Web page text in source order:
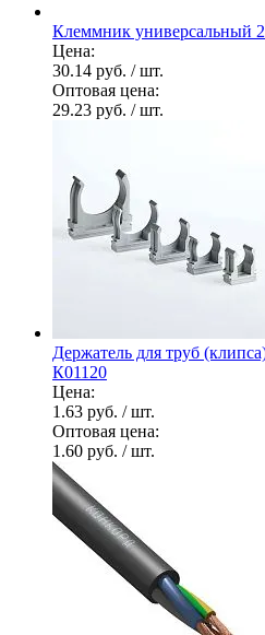
Клеммник универсальный
Цена:
30.14 руб. / шт.
Оптовая цена:
29.23 руб. / шт.
Держатель для труб
К01120
Цена:
1.63 руб. / шт.
Оптовая цена:
1.60 руб. / шт.